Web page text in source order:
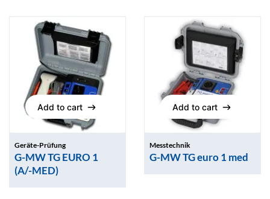
Add to cart
Add to cart
Geräte-Prüfung
G-MW TG EURO 1
(A/-MED)
Add to cart
Add to cart
Messtechnik
G-MW TG euro 1 med